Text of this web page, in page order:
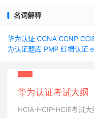
名词解释
华为认证 CCNA CCNP
为认证题库 PMP 红帽认证
华为认证考试大纲
HCIA-HCIP-HCIE考试